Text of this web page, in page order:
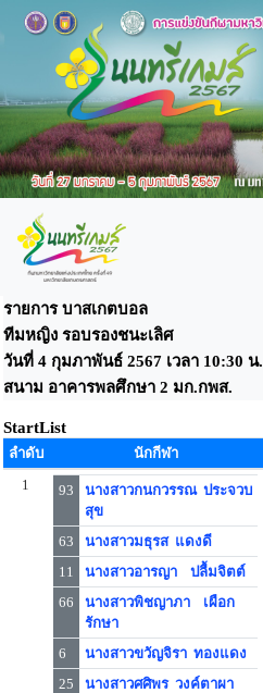
รายการ บาสเกตบอล
ทีมหญิง รอบรองชนะเลิศ
วันที่ 4 กุมภาพันธ์ 2567 เวลา 10:30 น.
สนาม อาคารพลศึกษา 2 มก.กพส.
StartList
ลำดับ นักกีฬา
1
93
นางสาวกนกวรรณ ประจวบ
สุข
63
นางสาวมธุรส แดงดี
11
นางสาวอารญา ปลื้มจิตต์
66
นางสาวพิชญาภา เผือก
รักษา
6
นางสาวขวัญจิรา ทองแดง
25
นางสาวศศิพร วงค์ตาผา